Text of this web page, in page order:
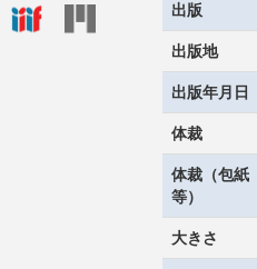
出版
出版地
出版年月日
体裁
体裁（包紙
等）
大きさ